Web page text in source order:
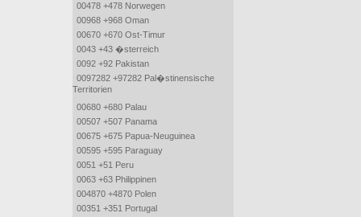
00478 +478 Norwegen
00968 +968 Oman
00670 +670 Ost-Timur
0043 +43 �sterreich
0092 +92 Pakistan
0097282 +97282 Pal�stinensische
Territorien
00680 +680 Palau
00507 +507 Panama
00675 +675 Papua-Neuguinea
00595 +595 Paraguay
0051 +51 Peru
0063 +63 Philippinen
004870 +4870 Polen
00351 +351 Portugal